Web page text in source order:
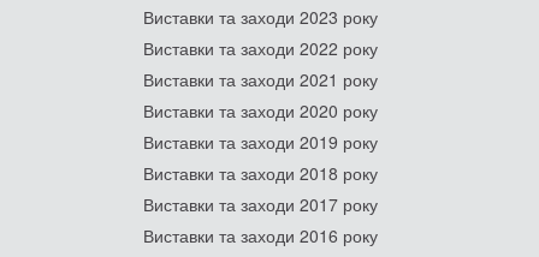
Виставки та заходи 2023 року
Виставки та заходи 2022 року
Виставки та заходи 2021 року
Виставки та заходи 2020 року
Виставки та заходи 2019 року
Виставки та заходи 2018 року
Виставки та заходи 2017 року
Виставки та заходи 2016 року